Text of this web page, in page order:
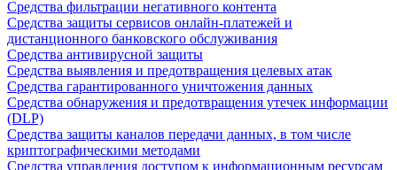
Средства фильтрации негативного контента
Средства защиты сервисов онлайн-платежей и
дистанционного банковского обслуживания
Средства антивирусной защиты
Средства выявления и предотвращения целевых атак
Средства гарантированного уничтожения данных
Средства обнаружения и предотвращения утечек информации
(DLP)
Средства защиты каналов передачи данных, в том числе
криптографическими методами
Средства управления доступом к информационным ресурсам